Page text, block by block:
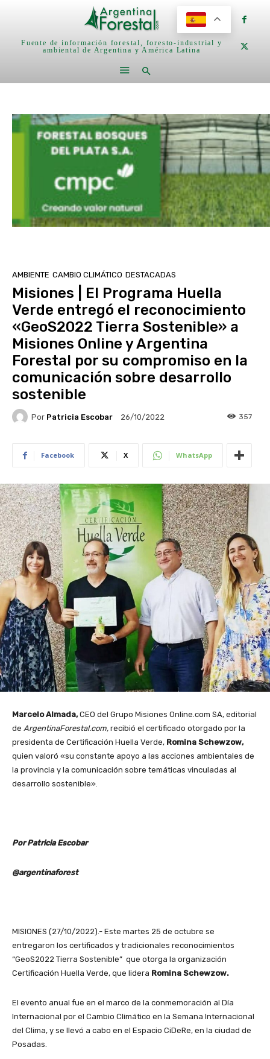
Fuente de información forestal, foresto-industrial y
ambiental de Argentina y América Latina
AMBIENTE CAMBIO CLIMÁTICO DESTACADAS
Misiones | El Programa Huella
Verde entregó el reconocimiento
«GeoS2022 Tierra Sostenible» a
Misiones Online y Argentina
Forestal por su compromiso en la
comunicación sobre desarrollo
sostenible
Por Patricia Escobar 26/10/2022 357
Facebook X WhatsApp
Marcelo Almada,CEO del Grupo Misiones Online.com SA, editorial
de ArgentinaForestal.com, recibió el certificado otorgado por la
presidenta de Certificación Huella Verde, Romina Schewzow,
quien valoró «su constante apoyo a las acciones ambientales de
la provincia y la comunicación sobre temáticas vinculadas al
desarrollo sostenible».
Por Patricia Escobar
@argentinaforest
MISIONES (27/10/2022).- Este martes 25 de octubre se
entregaron los certificados y tradicionales reconocimientos
“GeoS2022 Tierra Sostenible” que otorga la organización
Certificación Huella Verde, que lidera Romina Schewzow.
El evento anual fue en el marco de la conmemoración al Día
Internacional por el Cambio Climático en la Semana Internacional
del Clima, y se llevó a cabo en el Espacio CiDeRe, en la ciudad de
Posadas.